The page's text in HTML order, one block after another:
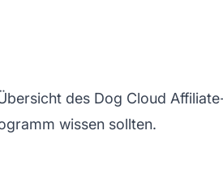
des Dog Cloud
wissen sollten.